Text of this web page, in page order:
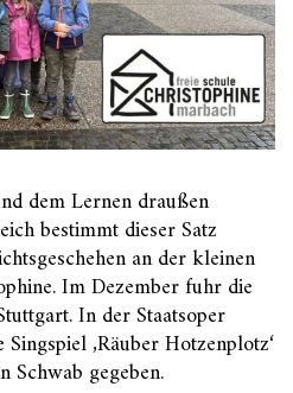
dem Lernen draußen
bestimmt dieser Satz
an der kleinen
Im Dezember fuhr die
In der Staatsoper
‚Räuber Hotzenplotz‘
Schwab gegeben.